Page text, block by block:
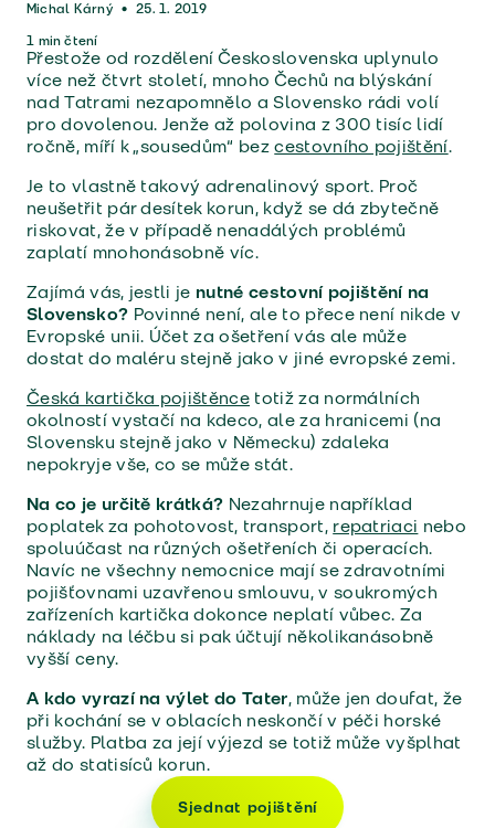
Michal Kárný • 25. 1. 2019
1 min čtení
Přestože od rozdělení Československa uplynulo
více než čtvrt století, mnoho Čechů na blýskání
nad Tatrami nezapomnělo a Slovensko rádi volí
pro dovolenou. Jenže až polovina z 300 tisíc lidí
ročně, míří k „sousedům“ bezcestovního pojištění.
Je to vlastně takový adrenalinový sport. Proč
neušetřit pár desítek korun, když se dá zbytečně
riskovat, že v případě nenadálých problémů
zaplatí mnohonásobně víc.
Zajímá vás, jestli je nutné cestovní pojištění na
Slovensko? Povinné není, ale to přece není nikde v
Evropské unii. Účet za ošetření vás ale může
dostat do maléru stejně jako v jiné evropské zemi.
Česká kartička pojištěnce totiž za normálních
okolností vystačí na kdeco, ale za hranicemi (na
Slovensku stejně jako v Německu) zdaleka
nepokryje vše, co se může stát.
Na co je určitě krátká? Nezahrnuje například
poplatek za pohotovost, transport, repatriaci nebo
spoluúčast na různých ošetřeních či operacích.
Navíc ne všechny nemocnice mají se zdravotními
pojišťovnami uzavřenou smlouvu, v soukromých
zařízeních kartička dokonce neplatí vůbec. Za
náklady na léčbu si pak účtují několikanásobně
vyšší ceny.
A kdo vyrazí na výlet do Tater, může jen doufat, že
při kochání se v oblacích neskončí v péči horské
služby. Platba za její výjezd se totiž může vyšplhat
až do statisíců korun.
Sjednat pojištění